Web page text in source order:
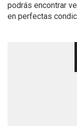
podrás encontrar
en perfectas